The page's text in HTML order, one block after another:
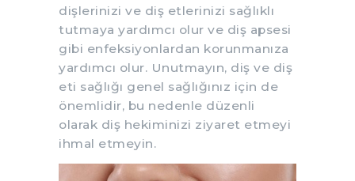
dişlerinizi ve diş etlerinizi sağlıklı
tutmaya yardımcı olur ve diş apsesi
gibi enfeksiyonlardan korunmanıza
yardımcı olur. Unutmayın, diş ve diş
eti sağlığı genel sağlığınız için de
önemlidir, bu nedenle düzenli
olarak diş hekiminizi ziyaret etmeyi
ihmal etmeyin.